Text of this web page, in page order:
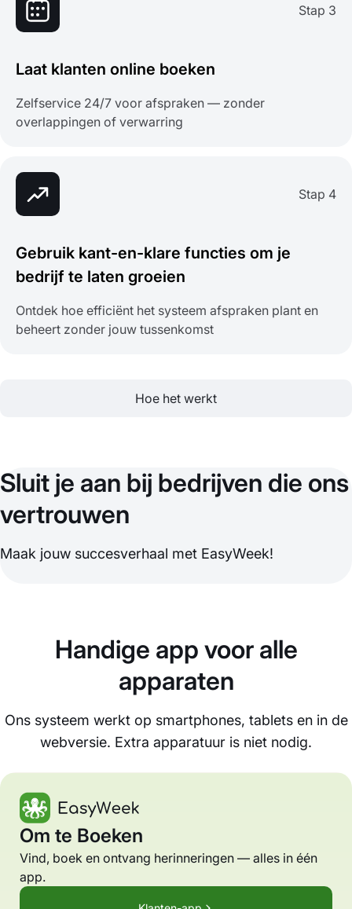
Stap 3
Laat klanten online boeken
Zelfservice 24/7 voor afspraken — zonder
overlappingen of verwarring
Stap 4
Gebruik kant-en-klare functies om je
bedrijf te laten groeien
Ontdek hoe efficiënt het systeem afspraken plant en
beheert zonder jouw tussenkomst
Hoe het werkt
Sluit je aan bij bedrijven die ons
vertrouwen
Maak jouw succesverhaal met EasyWeek!
Handige app voor alle
apparaten
Ons systeem werkt op smartphones, tablets en in de
webversie. Extra apparatuur is niet nodig.
Om te Boeken
Vind, boek en ontvang herinneringen — alles in één
app.